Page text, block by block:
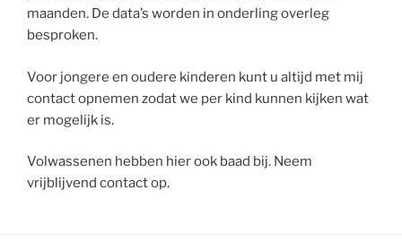
maanden. De data’s worden in onderling overleg
besproken.
Voor jongere en oudere kinderen kunt u altijd met mij
contact opnemen zodat we per kind kunnen kijken wat
er mogelijk is.
Volwassenen hebben hier ook baad bij. Neem
vrijblijvend contact op.